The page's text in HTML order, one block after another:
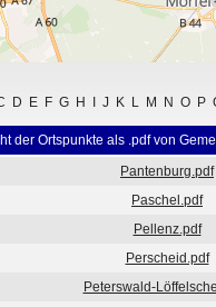
D E F G H J K L M N O P
der Ortspunkte als .pdf von
Pantenburg.pdf
Paschel.pdf
Pellenz.pdf
Perscheid.pdf
Peterswald-